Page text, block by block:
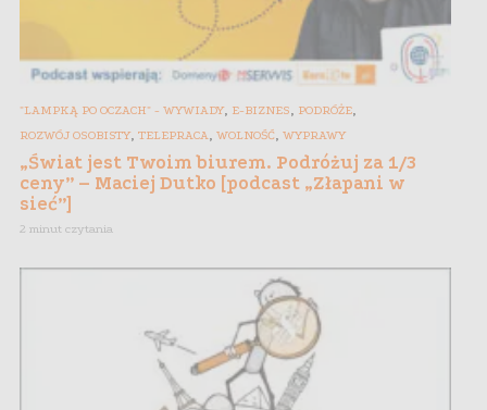
"LAMPKĄ PO OCZACH" - WYWIADY, E-BIZNES, PODRÓŻE,
ROZWÓJ OSOBISTY, TELEPRACA, WOLNOŚĆ, WYPRAWY
„Świat jest Twoim biurem. Podróżuj za 1/3
ceny” – Maciej Dutko [podcast „Złapani w
sieć”]
2 minut czytania